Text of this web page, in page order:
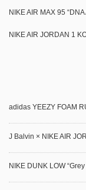
NIKE AIR MAX 95
NIKE AIR JORDAN 1
adidas YEEZY FOAM
J Balvin × NIKE AIR
NIKE DUNK LOW